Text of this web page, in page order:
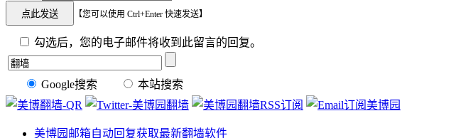
【您可以使用 Ctrl+Enter 快速发送】
勾选后，您的电子邮件将收到此留言的回复。
Google搜索 本站搜索
美博园邮箱自动回复获取最新翻墙软件